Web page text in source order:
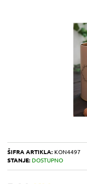
ŠIFRA ARTIKLA: KON4497
STANJE: DOSTUPNO